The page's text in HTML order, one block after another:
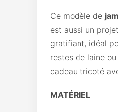
Ce modèle de
est aussi un
gratifiant, idéal
restes de laine
cadeau tricoté
MATÉRIEL